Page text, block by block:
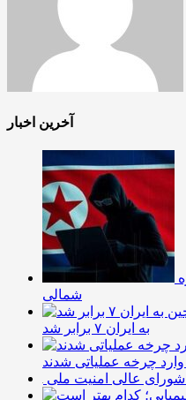
آخرین اخبار
شمالی
به ایران ۷ برابر شد
چرخه عملیاتی شدند
شورای عالی امنیت ملی